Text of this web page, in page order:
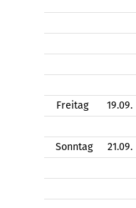
Freitag 19.09.
Sonntag 21.09.